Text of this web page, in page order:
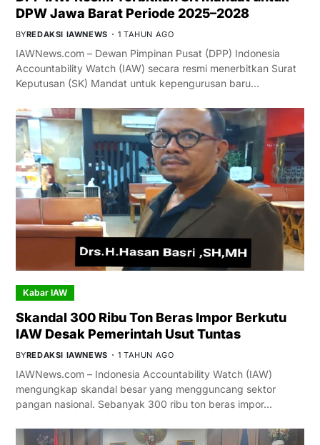
DPW Jawa Barat Periode 2025–2028
BYREDAKSI IAWNEWS 1 TAHUN AGO
IAWNews.com – Dewan Pimpinan Pusat (DPP) Indonesia
Accountability Watch (IAW) secara resmi menerbitkan Surat
Keputusan (SK) Mandat untuk kepengurusan baru…
Kabar IAW
Skandal 300 Ribu Ton Beras Impor Berkutu
IAW Desak Pemerintah Usut Tuntas
BYREDAKSI IAWNEWS 1 TAHUN AGO
IAWNews.com – Indonesia Accountability Watch (IAW)
mengungkap skandal besar yang mengguncang sektor
pangan nasional. Sebanyak 300 ribu ton beras impor…